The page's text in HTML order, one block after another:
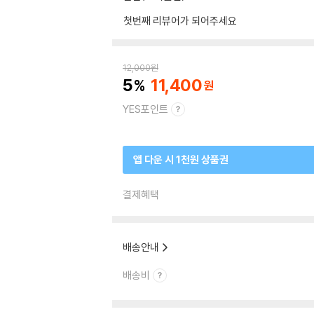
첫번째 리뷰어가 되어주세요
12,000원
5 11,400
YES포인트
앱 다운 시 1천원 상품권
결제혜택
배송안내
배송비